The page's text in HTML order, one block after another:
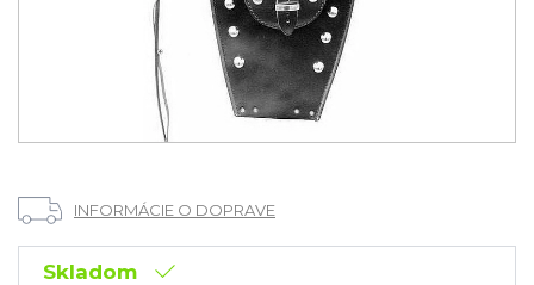
INFORMÁCIE O DOPRAVE
Skladom